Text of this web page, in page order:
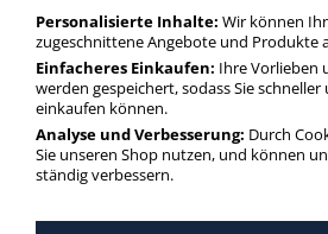
Etiketten transparent
mehr Infos zur Kategorie
Personalisierte Inhalte: Wir können
zugeschnittene Angebote und Produkte
Einfacheres Einkaufen: Ihre Vorlieben
werden gespeichert, sodass Sie
einkaufen können.
Analyse und Verbesserung: Durch
Sie unseren Shop nutzen, und können
ständig verbessern.